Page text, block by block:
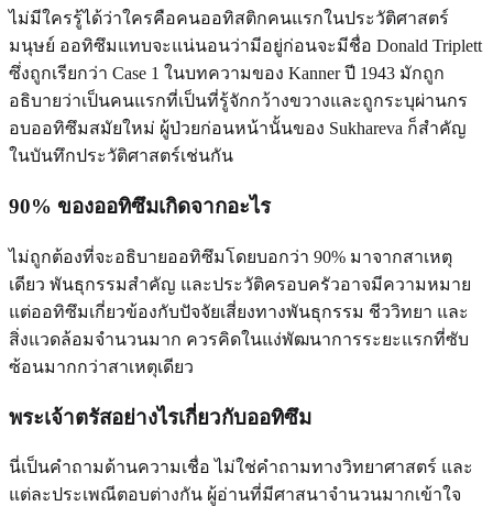
ไม่มีใครรู้ได้ว่าใครคือคนออทิสติกคนแรกในประวัติศาสตร์
มนุษย์ ออทิซึมแทบจะแน่นอนว่ามีอยู่ก่อนจะมีชื่อ Donald Triplett
ซึ่งถูกเรียกว่า Case 1 ในบทความของ Kanner ปี 1943 มักถูก
อธิบายว่าเป็นคนแรกที่เป็นที่รู้จักกว้างขวางและถูกระบุผ่านกร
อบออทิซึมสมัยใหม่ ผู้ป่วยก่อนหน้านั้นของ Sukhareva ก็สำคัญ
ในบันทึกประวัติศาสตร์เช่นกัน
90% ของออทิซึมเกิดจากอะไร
ไม่ถูกต้องที่จะอธิบายออทิซึมโดยบอกว่า 90% มาจากสาเหตุ
เดียว พันธุกรรมสำคัญ และประวัติครอบครัวอาจมีความหมาย
แต่ออทิซึมเกี่ยวข้องกับปัจจัยเสี่ยงทางพันธุกรรม ชีววิทยา และ
สิ่งแวดล้อมจำนวนมาก ควรคิดในแง่พัฒนาการระยะแรกที่ซับ
ซ้อนมากกว่าสาเหตุเดียว
พระเจ้าตรัสอย่างไรเกี่ยวกับออทิซึม
นี่เป็นคำถามด้านความเชื่อ ไม่ใช่คำถามทางวิทยาศาสตร์ และ
แต่ละประเพณีตอบต่างกัน ผู้อ่านที่มีศาสนาจำนวนมากเข้าใจ